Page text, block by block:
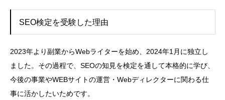
SEO検定を受験した理由
2023年より副業からWebライターを始め、2024年1月に独立し
ました。その過程で、SEOの知見を検定を通して本格的に学び、
今後の事業やWEBサイトの運営・Webディレクターに関わる仕
事に活かしたいためです。